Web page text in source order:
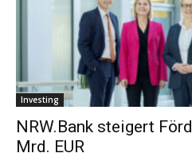
Investing
NRW.Bank steigert
Mrd. EUR